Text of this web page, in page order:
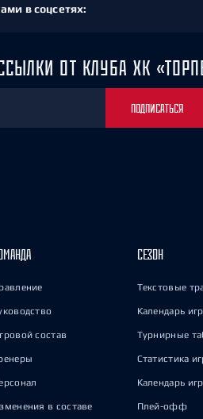
в соцсетях:
ОТ КЛУБА ХК
ПОДПИСАТЬСЯ
состав
в составе
СЕЗОН
Текстовые
Календарь
Турнирные
Статистика
Календарь
Плей-офф